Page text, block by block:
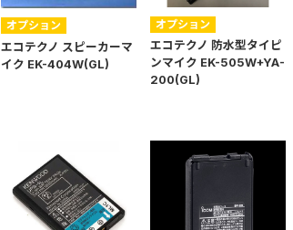
オプション
エコテクノ スピーカーマ
イク EK-404W(GL)
オプション
エコテクノ 防水型タイピ
ンマイク EK-505W+YA-
200(GL)